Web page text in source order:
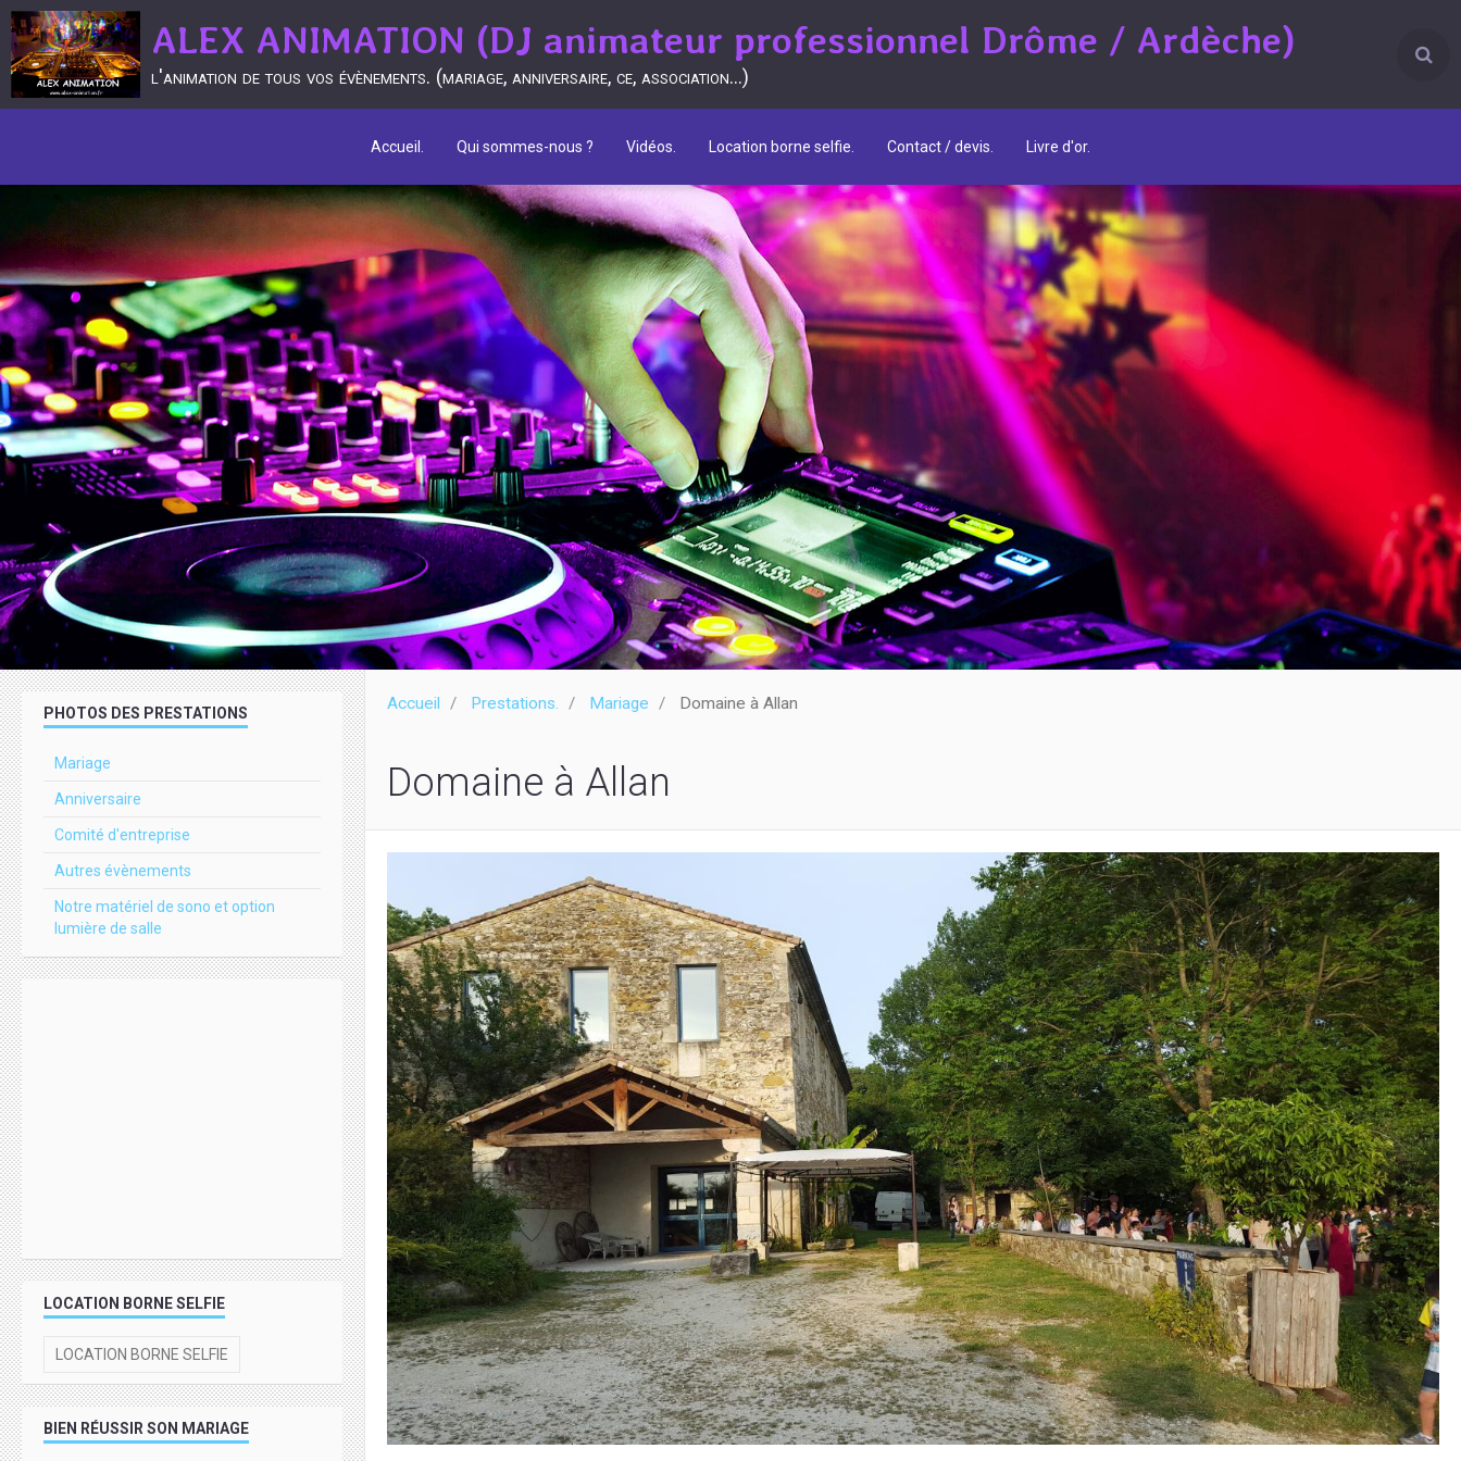
ALEX ANIMATION (DJ animateur professionnel Drôme / Ardèche)
l'animation de tous vos évènements. (mariage, anniversaire, ce, association...)
Accueil. Qui sommes-nous ? Vidéos. Location borne selfie. Contact / devis. Livre d'or.
Accueil Prestations. Mariage Domaine à Allan
Domaine à Allan
PHOTOS DES PRESTATIONS
Mariage
Anniversaire
Comité d'entreprise
Autres évènements
Notre matériel de sono et option
lumière de salle
LOCATION BORNE SELFIE
LOCATION BORNE SELFIE
BIEN RÉUSSIR SON MARIAGE